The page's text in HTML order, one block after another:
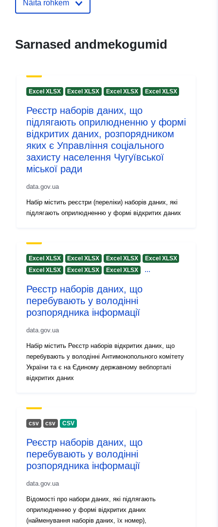
Ajakohastatud veebisaidil
29 July 2026
Identifikaatorid:
e4319372-3fe5-4348-a349-
8522db4094a9
uriRef:
http://data.europa.eu/88u/dataset/
Versiooni teave:
Näita rohkem
Sarnased andmekogumid
Excel XLSX Excel XLSX Excel XLSX Excel XLSX
Реєстр наборів даних, що
підлягають оприлюдненню у формі
відкритих даних, розпорядником
яких є Управління соціального
захисту населення Чугуївської
міської ради
data.gov.ua
Набір містить реєстри (переліки) наборів даних, які
підлягають оприлюдненню у формі відкритих даних
Excel XLSX Excel XLSX Excel XLSX
Excel XLSX
Excel XLSX
Excel XLSX Excel XLSX ...
Реєстр наборів даних, що
перебувають у володінні
розпорядника інформації
data.gov.ua
Набір містить Реєстр наборів відкритих даних, що
перебувають у володінні Антимонопольного комітету
України та є на Єдиному державному вебпорталі
відкритих даних
сsv сsv CSV
Реєстр наборів даних, що
перебувають у володінні
розпорядника інформації
data.gov.ua
Відомості про набори даних, які підлягають
оприлюдненню у формі відкритих даних
(найменування наборів даних, їх номер),